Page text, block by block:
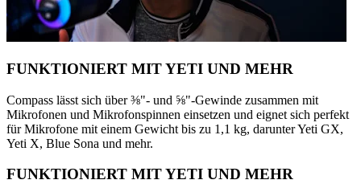
FUNKTIONIERT MIT YETI UND MEHR
Compass lässt sich über ⅜"- und ⅝"-Gewinde zusammen mit
Mikrofonen und Mikrofonspinnen einsetzen und eignet sich perfekt
für Mikrofone mit einem Gewicht bis zu 1,1 kg, darunter Yeti GX,
Yeti X, Blue Sona und mehr.
FUNKTIONIERT MIT YETI UND MEHR